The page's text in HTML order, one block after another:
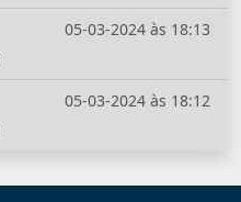
05-03-2024 às 18:13
05-03-2024 às 18:12